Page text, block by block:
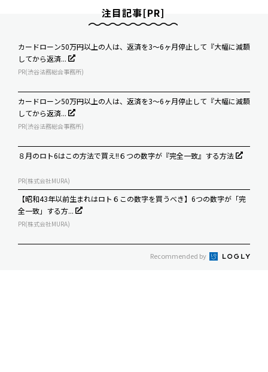
注目記事[PR]
カードローン50万円以上の人は、返済を3～6ヶ月停止して『大幅に減額
してから返済...
PR(渋谷法務総合事務所)
カードローン50万円以上の人は、返済を3～6ヶ月停止して『大幅に減額
してから返済...
PR(渋谷法務総合事務所)
８月のロト6はこの方法で買え!!６つの数字が『完全一致』する方法
PR(株式会社MURA)
【昭和43年以前生まれはロト６この数字を買うべき】6つの数字が「完
全一致」する方...
PR(株式会社MURA)
Recommended by